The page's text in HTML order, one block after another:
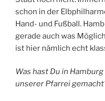
schon in der
Hand- und Fußball.
gerade auch was
ist hier nämlich echt
Was hast Du in
unserer Pfarrei